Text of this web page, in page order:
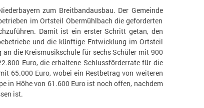
zum Breitbandausbau. Der Gemeinde
im Ortsteil Obermühlbach die geforderten
Damit ist ein erster Schritt getan, den
und die künftige Entwicklung im Ortsteil
die Kreismusikschule für sechs Schüler mit 900
Euro, die erhaltene Schlussförderrate für die
65.000 Euro, wobei ein Restbetrag von weiteren
in Höhe von 61.600 Euro ist noch offen, nachdem
ist.